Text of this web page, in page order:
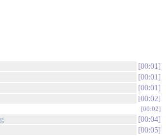
00:01
00:01
00:01
00:02
00:02
00:04
00:05